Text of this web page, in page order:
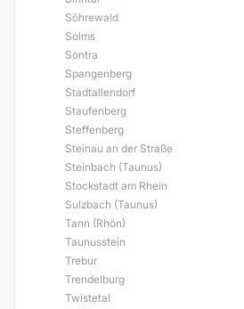
Söhrewald
Solms
Sontra
Spangenberg
Stadtallendorf
Staufenberg
Steffenberg
Steinau an der Straße
Steinbach (Taunus)
Stockstadt am Rhein
Sulzbach (Taunus)
Tann (Rhön)
Taunusstein
Trebur
Trendelburg
Twistetal